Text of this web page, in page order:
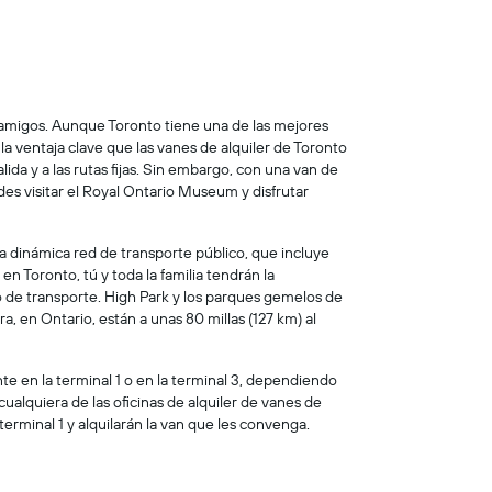
Aunque Toronto tiene una de las mejores
ventaja clave que las vanes de alquiler de Toronto
y a las rutas fijas. Sin embargo, con una van de
visitar el Royal Ontario Museum y disfrutar
dinámica red de transporte público, que incluye
Toronto, tú y toda la familia tendrán la
transporte. High Park y los parques gemelos de
en Ontario, están a unas 80 millas (127 km) al
en la terminal 1 o en la terminal 3, dependiendo
de las oficinas de alquiler de vanes de
1 y alquilarán la van que les convenga.